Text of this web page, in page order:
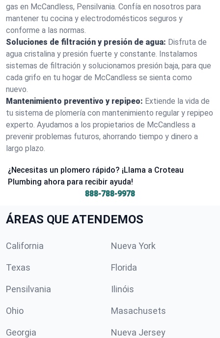
gas en McCandless, Pensilvania. Confía en nosotros para
mantener tu cocina y electrodomésticos seguros y
conforme a las normas.
Soluciones de filtración y presión de agua: Disfruta de
agua cristalina y presión fuerte y constante. Instalamos
sistemas de filtración y solucionamos presión baja, para que
cada grifo en tu hogar de McCandless se sienta como
nuevo.
Mantenimiento preventivo y repipeo: Extiende la vida de
tu sistema de plomería con mantenimiento regular y repipeo
experto. Ayudamos a los propietarios de McCandless a
prevenir problemas futuros, ahorrando tiempo y dinero a
largo plazo.
¿Necesitas un plomero rápido? ¡Llama a Croteau
Plumbing ahora para recibir ayuda!
888-788-9978
ÁREAS QUE ATENDEMOS
California Nueva York
Texas Florida
Pensilvania Ilinóis
Ohio Masachusets
Georgia Nueva Jersey